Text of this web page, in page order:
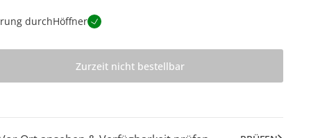
durchHöffner
Zurzeit nicht bestellbar